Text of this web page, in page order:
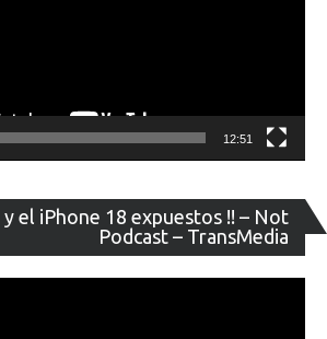
12:51
el iPhone 18 expuestos !! – Not
Podcast – TransMedia
de